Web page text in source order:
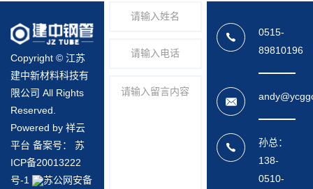
Copyright © 江苏
建中新材料科技有
限公司 All Rights
Reserved.
Powered by 祥云
平台 备案号： 苏
ICP备20013222
号-1
苏公网安备
0515-
89810196
孙总：
138-
0510-